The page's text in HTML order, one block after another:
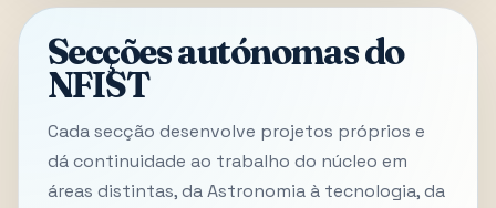
Secções autónomas do
NFIST
Cada secção desenvolve projetos próprios e
dá continuidade ao trabalho do núcleo em
áreas distintas, da Astronomia à tecnologia, da